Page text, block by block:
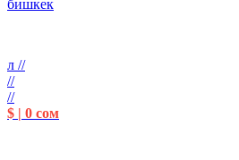
бишкек
л //
//
//
$ | 0 сом